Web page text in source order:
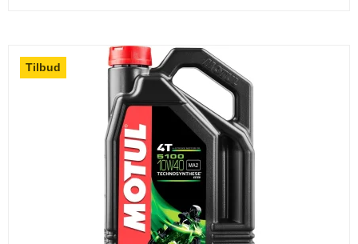
Tilbud